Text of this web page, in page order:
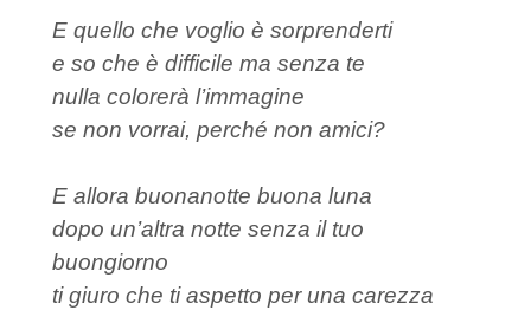
E quello che voglio è sorprenderti
e so che è difficile ma senza te
nulla colorerà l’immagine
se non vorrai, perché non amici?
E allora buonanotte buona luna
dopo un’altra notte senza il tuo
buongiorno
ti giuro che ti aspetto per una carezza